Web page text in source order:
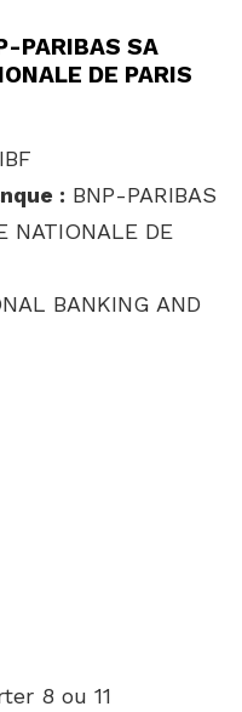
PARIBAS SA
DE PARIS
: BNP-PARIBAS
NATIONALE DE
BANKING AND
8 ou 11